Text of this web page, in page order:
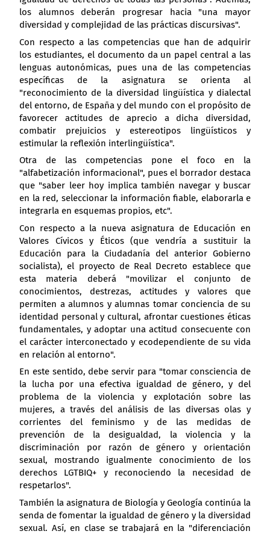
los alumnos deberán progresar hacia "una mayor
diversidad y complejidad de las prácticas discursivas".
Con respecto a las competencias que han de adquirir
los estudiantes, el documento da un papel central a las
lenguas autonómicas, pues una de las competencias
específicas de la asignatura se orienta al
"reconocimiento de la diversidad lingüística y dialectal
del entorno, de España y del mundo con el propósito de
favorecer actitudes de aprecio a dicha diversidad,
combatir prejuicios y estereotipos lingüísticos y
estimular la reflexión interlingüística".
Otra de las competencias pone el foco en la
"alfabetización informacional", pues el borrador destaca
que "saber leer hoy implica también navegar y buscar
en la red, seleccionar la información fiable, elaborarla e
integrarla en esquemas propios, etc".
Con respecto a la nueva asignatura de Educación en
Valores Cívicos y Éticos (que vendría a sustituir la
Educación para la Ciudadanía del anterior Gobierno
socialista), el proyecto de Real Decreto establece que
esta materia deberá "movilizar el conjunto de
conocimientos, destrezas, actitudes y valores que
permiten a alumnos y alumnas tomar conciencia de su
identidad personal y cultural, afrontar cuestiones éticas
fundamentales, y adoptar una actitud consecuente con
el carácter interconectado y ecodependiente de su vida
en relación al entorno".
En este sentido, debe servir para "tomar consciencia de
la lucha por una efectiva igualdad de género, y del
problema de la violencia y explotación sobre las
mujeres, a través del análisis de las diversas olas y
corrientes del feminismo y de las medidas de
prevención de la desigualdad, la violencia y la
discriminación por razón de género y orientación
sexual, mostrando igualmente conocimiento de los
derechos LGTBIQ+ y reconociendo la necesidad de
respetarlos".
También la asignatura de Biología y Geología continúa la
senda de fomentar la igualdad de género y la diversidad
sexual. Así, en clase se trabajará en la "diferenciación